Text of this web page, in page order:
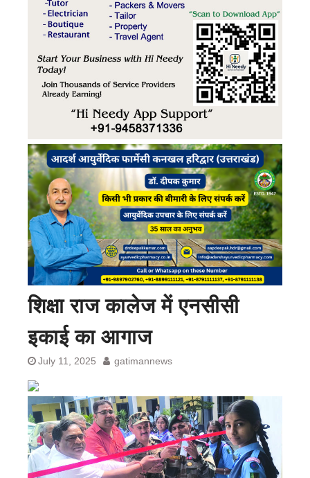
शिक्षा राज कालेज में एनसीसी
इकाई का आगाज
July 11, 2025 gatimannews